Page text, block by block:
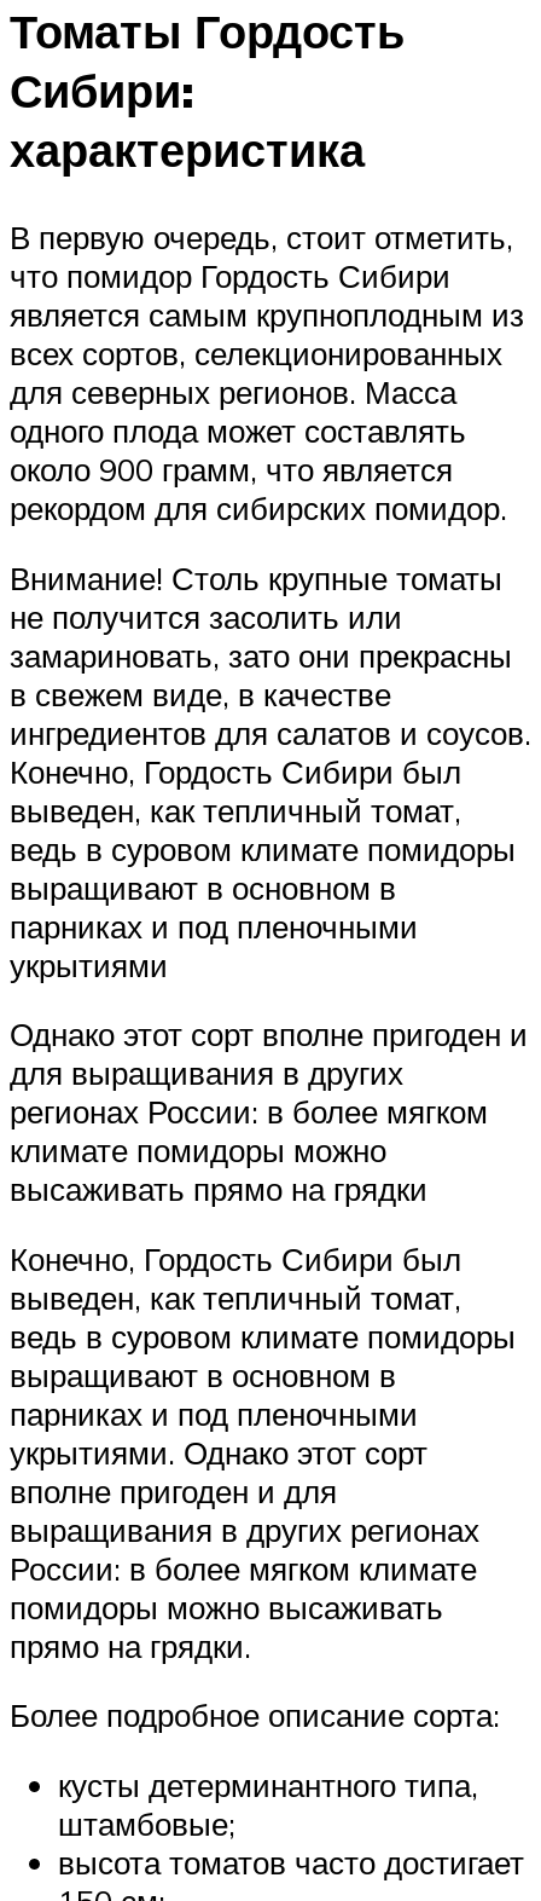
Томаты Гордость
Сибири:
характеристика
В первую очередь, стоит отметить,
что помидор Гордость Сибири
является самым крупноплодным из
всех сортов, селекционированных
для северных регионов. Масса
одного плода может составлять
около 900 грамм, что является
рекордом для сибирских помидор.
Внимание! Столь крупные томаты
не получится засолить или
замариновать, зато они прекрасны
в свежем виде, в качестве
ингредиентов для салатов и соусов.
Конечно, Гордость Сибири был
выведен, как тепличный томат,
ведь в суровом климате помидоры
выращивают в основном в
парниках и под пленочными
укрытиями
Однако этот сорт вполне пригоден и
для выращивания в других
регионах России: в более мягком
климате помидоры можно
высаживать прямо на грядки
Конечно, Гордость Сибири был
выведен, как тепличный томат,
ведь в суровом климате помидоры
выращивают в основном в
парниках и под пленочными
укрытиями. Однако этот сорт
вполне пригоден и для
выращивания в других регионах
России: в более мягком климате
помидоры можно высаживать
прямо на грядки.
Более подробное описание сорта:
кусты детерминантного типа,
штамбовые;
высота томатов часто достигает